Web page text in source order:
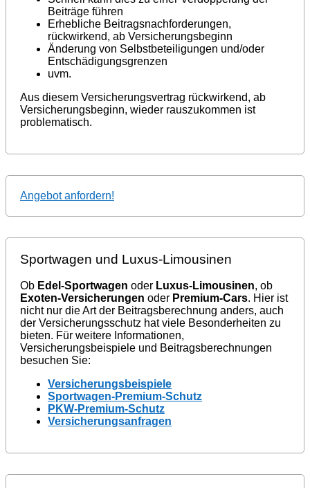
Beiträge führen
Erhebliche Beitragsnachforderungen,
rückwirkend, ab Versicherungsbeginn
Änderung von Selbstbeteiligungen und/oder
Entschädigungsgrenzen
uvm.
Aus diesem Versicherungsvertrag rückwirkend, ab
Versicherungsbeginn, wieder rauszukommen ist
problematisch.
Angebot anfordern!
Sportwagen und Luxus-Limousinen
Ob Edel-Sportwagen oder Luxus-Limousinen, ob
Exoten-Versicherungen oder Premium-Cars. Hier ist
nicht nur die Art der Beitragsberechnung anders, auch
der Versicherungsschutz hat viele Besonderheiten zu
bieten. Für weitere Informationen,
Versicherungsbeispiele und Beitragsberechnungen
besuchen Sie:
Versicherungsbeispiele
Sportwagen-Premium-Schutz
PKW-Premium-Schutz
Versicherungsanfragen